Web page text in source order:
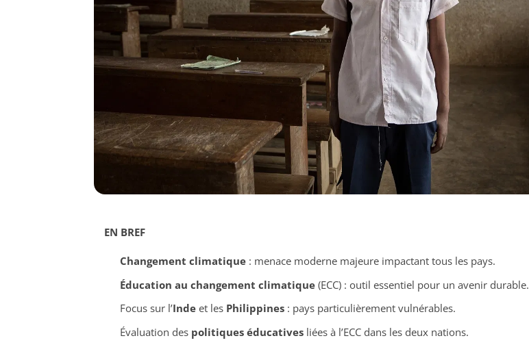
EN BREF
Changement climatique: menace moderne majeure impactant tous les pays.
Éducation au changement climatique(ECC) : outil essentiel pour un avenir durable.
Focus sur l’Indeet les Philippines: pays particulièrement vulnérables.
Évaluation des politiques éducativesliées à l’ECC dans les deux nations.